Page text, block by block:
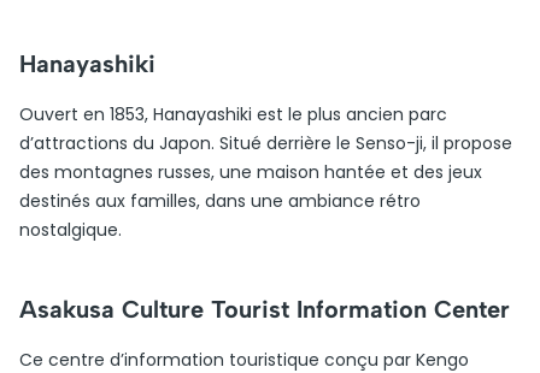
Hanayashiki
Ouvert en 1853, Hanayashiki est le plus ancien parc
d’attractions du Japon. Situé derrière le Senso-ji, il propose
des montagnes russes, une maison hantée et des jeux
destinés aux familles, dans une ambiance rétro
nostalgique.
Asakusa Culture Tourist Information Center
Ce centre d’information touristique conçu par Kengo